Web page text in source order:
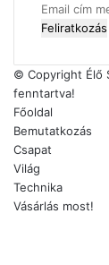
Email
cím
© Copyright Élő
fenntartva!
Főoldal
Bemutatkozás
Csapat
Világ
Technika
Vásárlás most!